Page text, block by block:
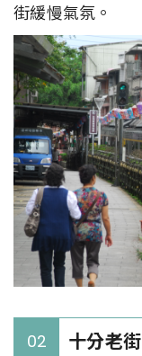
街緩慢氣氛。
02 十分老街